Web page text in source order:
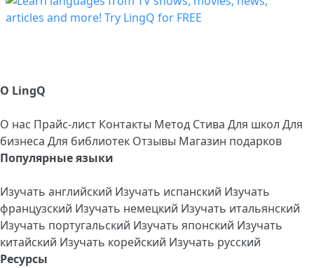
О LingQ
О нас Прайс-лист Контакты Метод Стива Для школ Для
бизнеса Для библиотек Отзывы Магазин подарков
Популярные языки
Изучать английский Изучать испанский Изучать
французский Изучать немецкий Изучать итальянский
Изучать португальский Изучать японский Изучать
китайский Изучать корейский Изучать русский
Ресурсы